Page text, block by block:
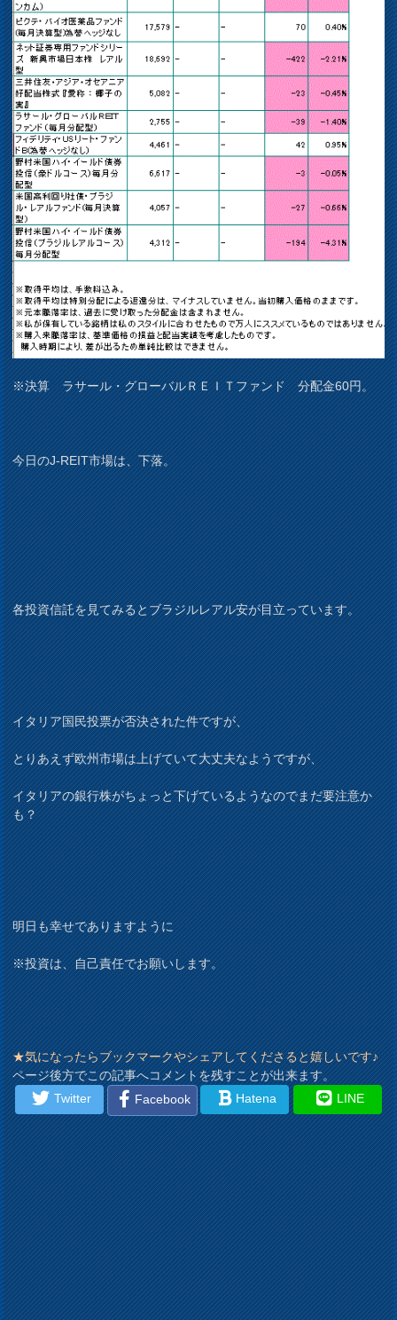
※決算 ラサール・グローバルＲＥＩＴファンド 分配金60円。
今日のJ-REIT市場は、下落。
各投資信託を見てみるとブラジルレアル安が目立っています。
イタリア国民投票が否決された件ですが、
とりあえず欧州市場は上げていて大丈夫なようですが、
イタリアの銀行株がちょっと下げているようなのでまだ要注意か
も？
明日も幸せでありますように
※投資は、自己責任でお願いします。
★気になったらブックマークやシェアしてくださると嬉しいです♪
ページ後方でこの記事へコメントを残すことが出来ます。
Twitter
Facebook Hatena LINE